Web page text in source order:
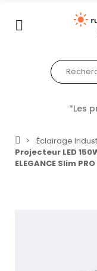
*Les
Éclairage
Projecteur LED
ELEGANCE Slim